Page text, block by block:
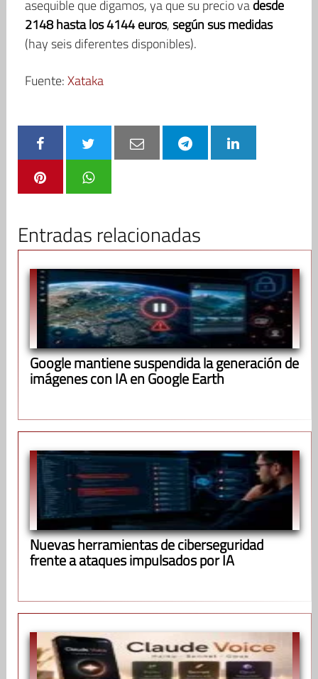
asequible que digamos, ya que su precio vadesde
2148 hasta los 4144 euros,según sus medidas
(hay seis diferentes disponibles).
Fuente:Xataka
Entradas relacionadas
Google mantiene suspendida la generación de
imágenes con IA en Google Earth
Nuevas herramientas de ciberseguridad
frente a ataques impulsados por IA